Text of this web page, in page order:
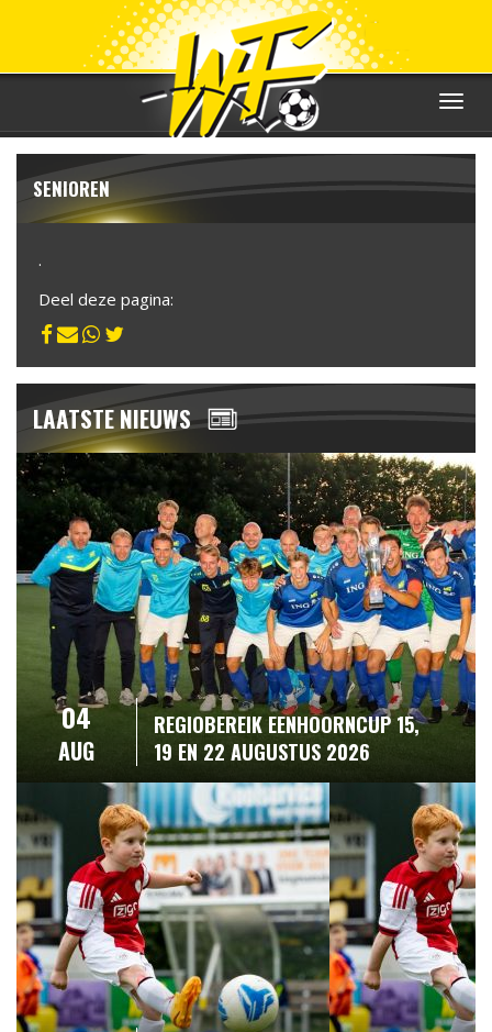
Toggle
SENIOREN
.
Deel deze pagina:
LAATSTE NIEUWS
04
AUG
REGIOBEREIK EENHOORNCUP 15,
19 EN 22 AUGUSTUS 2026